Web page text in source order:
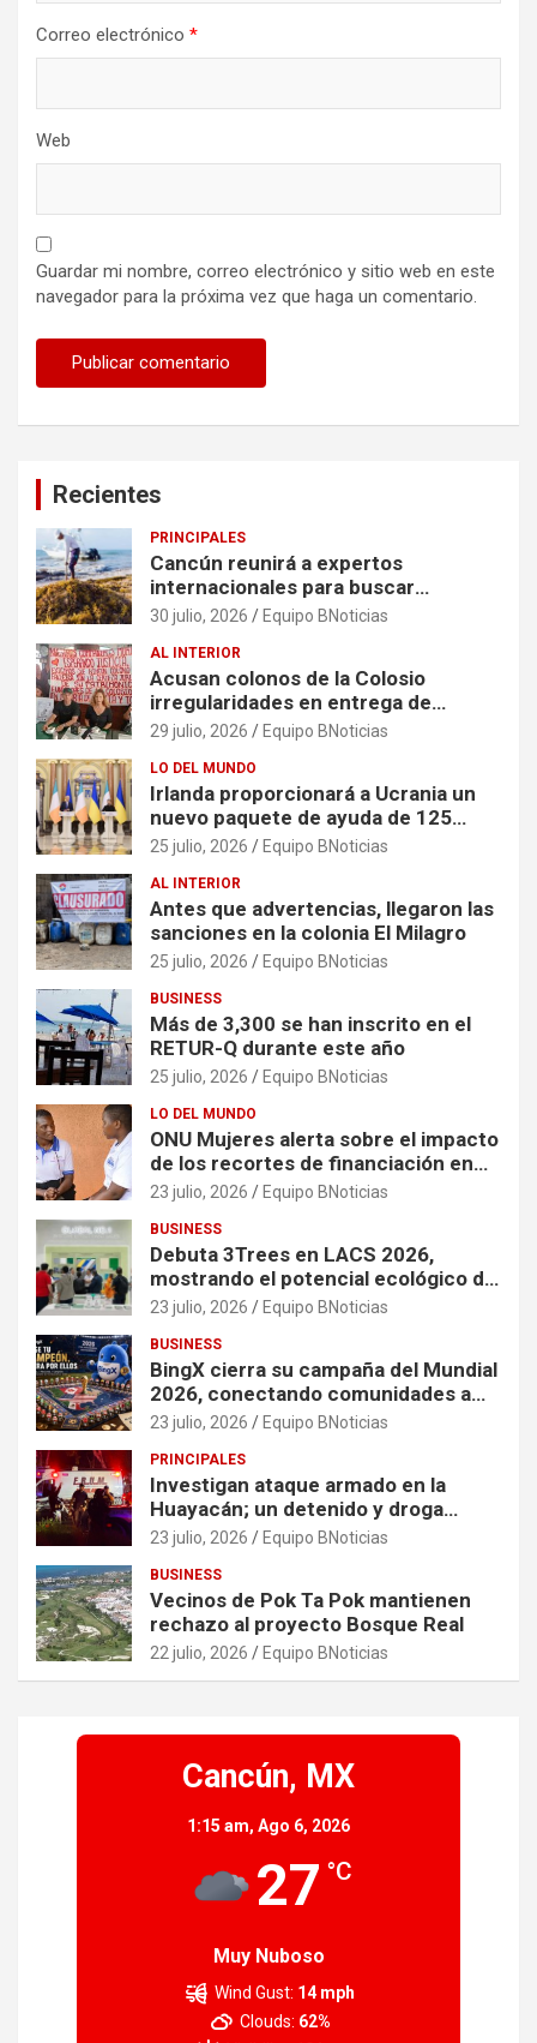
Correo electrónico *
Web
Guardar mi nombre, correo electrónico y sitio web en este
navegador para la próxima vez que haga un comentario.
Recientes
PRINCIPALES
Cancún reunirá a expertos
internacionales para buscar
soluciones al problema del sargazo
30 julio, 2026 Equipo BNoticias
AL INTERIOR
Acusan colonos de la Colosio
irregularidades en entrega de
escrituras
29 julio, 2026 Equipo BNoticias
LO DEL MUNDO
Irlanda proporcionará a Ucrania un
nuevo paquete de ayuda de 125
millones de euros
25 julio, 2026 Equipo BNoticias
AL INTERIOR
Antes que advertencias, llegaron las
sanciones en la colonia El Milagro
25 julio, 2026 Equipo BNoticias
BUSINESS
Más de 3,300 se han inscrito en el
RETUR-Q durante este año
25 julio, 2026 Equipo BNoticias
LO DEL MUNDO
ONU Mujeres alerta sobre el impacto
de los recortes de financiación en
organizaciones que apoyan a
crisis
23 julio, 2026 Equipo BNoticias
BUSINESS
Debuta 3Trees en LACS 2026,
mostrando el potencial ecológico de
China en América
23 julio, 2026 Equipo BNoticias
BUSINESS
BingX cierra su campaña del Mundial
2026, conectando comunidades a
través de experiencias exclusivas
23 julio, 2026 Equipo BNoticias
PRINCIPALES
Investigan ataque armado en la
Huayacán; un detenido y droga
asegurada tras persecución
23 julio, 2026 Equipo BNoticias
BUSINESS
Vecinos de Pok Ta Pok mantienen
rechazo al proyecto Bosque Real
22 julio, 2026 Equipo BNoticias
Cancún, MX
1:15 am, Ago 6, 2026
27 °C
Muy Nuboso
Wind Gust: 14 mph
Clouds: 62%